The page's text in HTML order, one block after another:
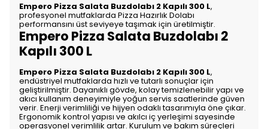
Empero Pizza Salata Buzdolabı 2 Kapılı 300 L,
profesyonel mutfaklarda Pizza Hazırlık Dolabı
performansını üst seviyeye taşımak için üretilmiştir.
Empero Pizza Salata Buzdolabı 2
Kapılı 300 L
Empero Pizza Salata Buzdolabı 2 Kapılı 300 L,
endüstriyel mutfaklarda hızlı ve tutarlı sonuçlar için
geliştirilmiştir. Dayanıklı gövde, kolay temizlenebilir yapı ve
akıcı kullanım deneyimiyle yoğun servis saatlerinde güven
verir. Enerji verimliliği ve hijyen odaklı tasarımıyla öne çıkar.
Ergonomik kontrol yapısı ve akılcı iç yerleşimi sayesinde
operasyonel verimlilik artar. Kurulum ve bakım süreçleri